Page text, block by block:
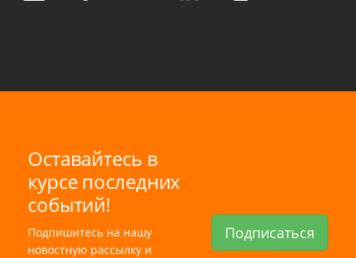
Оставайтесь в
курсе последних
событий!
Подпишитесь на нашу
новостную рассылку и
Подписаться